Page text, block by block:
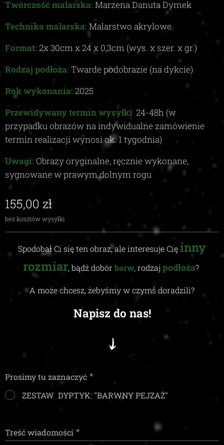
Twórczość malarska: Marzena Danuta Dymek
Technika malarska: Malarstwo akrylowe
Format: 2x 30cm x 24 x 0,3cm (wys. x szer. x gr.)
Rodzaj podłoża: Twarde podobrazie (na dykcie)
Rok wykonania: 2025
Przewidywany termin wysyłki: 24-48h (w
przypadku obrazów na indywidualne zamówienie
termin realizacji wynosi ok.1tygodnia)
Uwagi: Obrazy oryginalne, ręcznie wykonane,
sygnowane w prawym dolnym rogu
155,00 zł
bez kosztów wysyłki
Spodobał Ci się ten obraz, ale interesuje Cięinny
rozmiar, bądź dobór barw, rodzaj podłoża?
A może chcesz, żebyśmy w czymś doradzili?
Napisz do nas!
Prosimy tu zaznaczyć
ZESTAW DYPTYK: "BARWNY PEJZAŻ"
Treść wiadomości